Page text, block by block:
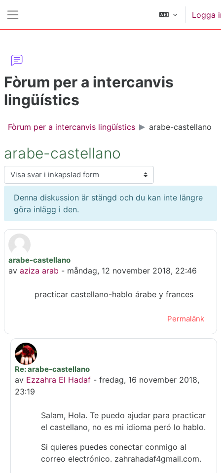
Logga
Fòrum per a intercanvis
lingüístics
Fòrum per a intercanvis lingüístics arabe-castellano
arabe-castellano
Visningsläge
Denna diskussion är stängd och du kan inte längre
göra inlägg i den.
arabe-castellano
av aziza arab - måndag, 12 november 2018, 22:46
Antal svar: 2
practicar castellano-hablo árabe y frances
Permalänk
Som svar till aziza arab
Re: arabe-castellano
av Ezzahra El Hadaf- fredag, 16 november 2018,
23:19
Salam, Hola. Te puedo ajudar para practicar
el castellano, no es mi idioma peró lo hablo.
Si quieres puedes conectar conmigo al
correo electrónico. zahrahadaf4gmail.com.